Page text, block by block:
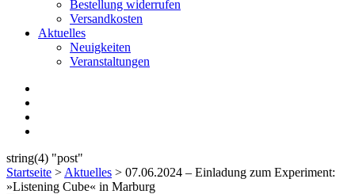
Bestellung widerrufen
Versandkosten
Aktuelles
Neuigkeiten
Veranstaltungen
string(4) "post"
Startseite > Aktuelles > 07.06.2024 – Einladung zum Experiment:
»Listening Cube« in Marburg